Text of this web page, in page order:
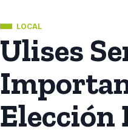
LOCAL
Ulises
Elección